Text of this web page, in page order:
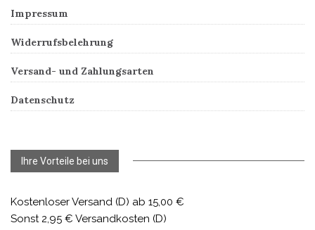
Impressum
Widerrufsbelehrung
Versand- und Zahlungsarten
Datenschutz
Ihre Vorteile bei uns
Kostenloser Versand (D) ab 15,00 €
Sonst 2,95 € Versandkosten (D)